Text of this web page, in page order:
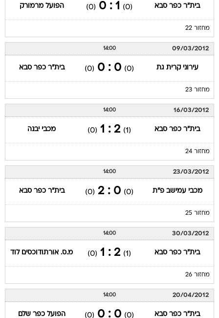
בית"ר כפר סבא (0)
1 : 0
(0) הפועל מרמורק
מחזור 22
09/03/2012
14:00
עירוני קרית גת (0)
0 : 0
(0) בית"ר כפר סבא
מחזור 23
16/03/2012
14:00
בית"ר כפר סבא (1)
2 : 1
(0) מכבי יבנה
מחזור 24
23/03/2012
14:00
מכבי עמישב פ"ת (0)
0 : 2
(0) בית"ר כפר סבא
מחזור 25
30/03/2012
14:00
בית"ר כפר סבא (1)
2 : 1
(0) מ.ס. אורתודוכסים לוד
מחזור 26
20/04/2012
14:00
בית"ר כפר סבא (0)
0 : 0
(0) הפועל כפר שלם